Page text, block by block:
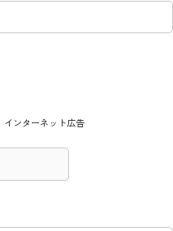
インターネット広告